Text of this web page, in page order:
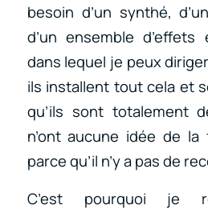
besoin d’un synthé,
d’un ensemble d’effets
dans lequel je peux
ils installent tout cela et
qu’ils sont totalement
n’ont aucune idée de la
parce qu’il n’y a pas de
C’est pourquoi je